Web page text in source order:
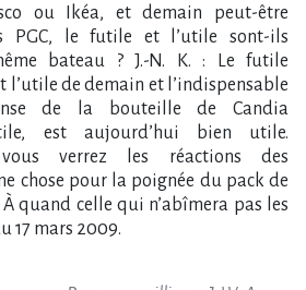
ou Ikéa, et demain peut-être
PGC, le futile et l’utile sont-ils
bateau ? J.-N. K. : Le futile
l’utile de demain et l’indispensable
de la bouteille de Candia
est aujourd’hui bien utile.
verrez les réactions des
chose pour la poignée du pack de
quand celle qui n’abîmera pas les
17 mars 2009.